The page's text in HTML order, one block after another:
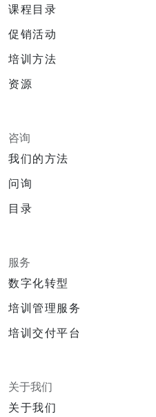
课程目录
促销活动
培训方法
资源
咨询
我们的方法
问询
目录
服务
数字化转型
培训管理服务
培训交付平台
关于我们
关于我们